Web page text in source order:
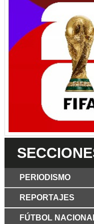
PERIODISMO
Los Periodist@s
El silencio del
REPORTAJES
FÚTBOL